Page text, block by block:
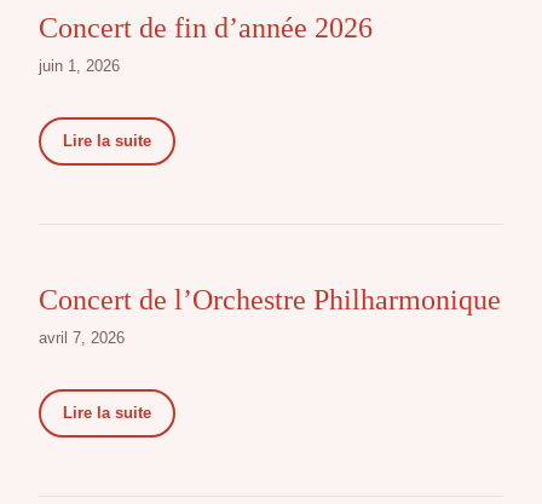
Concert de fin d’année 2026
juin 1, 2026
Lire la suite
Concert de l’Orchestre Philharmonique
avril 7, 2026
Lire la suite